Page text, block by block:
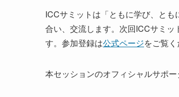
ICCサミットは「ともに学び、と
合い、交流します。次回ICCサミ
す。参加登録は公式ページをご覧く
本セッションのオフィシャルサポー